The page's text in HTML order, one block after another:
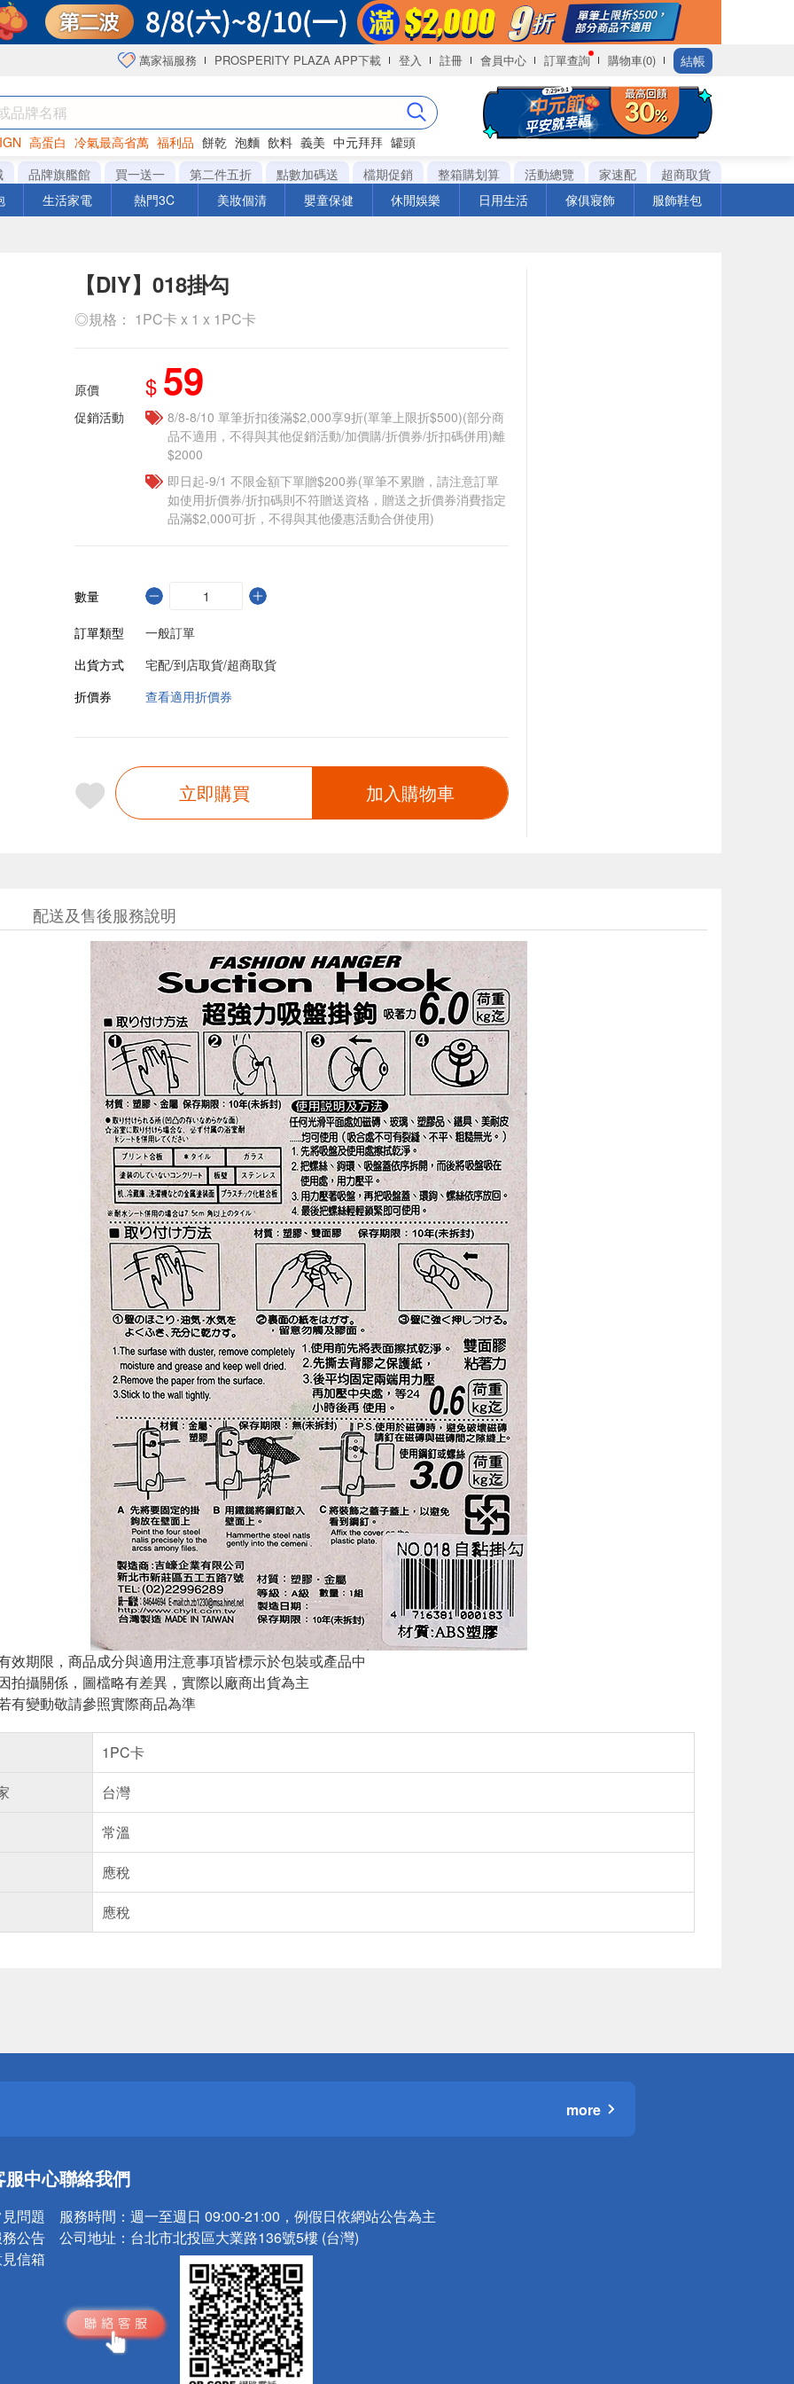
萬家福服務 PROSPERITY PLAZA APP下載 登入 註冊 會員中心 訂單查詢 購物車(0) 結帳
高蛋白 冷氣最高省萬 福利品 餅乾 泡麵 飲料 義美 中元拜拜 罐頭
咖啡
品牌旗艦館 買一送一 第二件五折 點數加碼送 檔期促銷 整箱購划算 活動總覽 家速配
超商取貨
生活家電 熱門3C 美妝個清 嬰童保健 休閒娛樂 日用生活 傢俱寢飾 服飾鞋包
【DIY】018掛勾
◎規格： 1PC卡 x 1 x 1PC卡
原價 $ 59
促銷活動
8/8-8/10 單筆折扣後滿$2,000享9折(單筆上限折$500)(部分商
品不適用，不得與其他促銷活動/加價購/折價券/折扣碼併用)離
$2000
即日起-9/1 不限金額下單贈$200券(單筆不累贈，請注意訂單
如使用折價券/折扣碼則不符贈送資格，贈送之折價券消費指定
品滿$2,000可折，不得與其他優惠活動合併使用)
數量
訂單類型
一般訂單
出貨方式
宅配/到店取貨/超商取貨
折價券
查看適用折價券
立即購買 加入購物車
配送及售後服務說明
效期限，商品成分與適用注意事項皆標示於包裝或產品中
拍攝關係，圖檔略有差異，實際以廠商出貨為主
有變動敬請參照實際商品為準
1PC卡
台灣
常溫
應稅
應稅
小心！
小心！
more
服中心
問題
公告
信箱
聯絡我們
服務時間： 週一至週日 09:00-21:00，例假日依網站公告為主
公司地址： 台北市北投區大業路136號5樓 (台灣)